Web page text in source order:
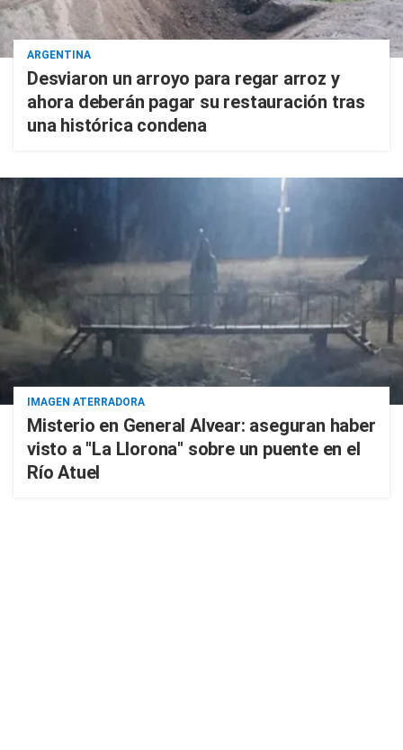
ARGENTINA
Desviaron un arroyo para regar arroz y
ahora deberán pagar su restauración tras
una histórica condena
IMAGEN ATERRADORA
Misterio en General Alvear: aseguran haber
visto a "La Llorona" sobre un puente en el
Río Atuel